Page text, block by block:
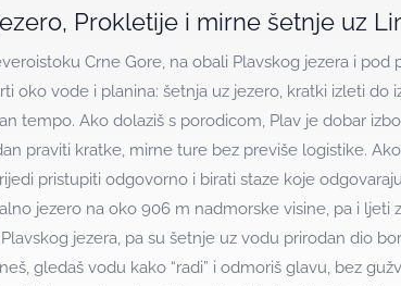
Prokletije i mirne šetnje uz
Crne Gore, na obali Plavskog jezera i pod
oko vode i planina: šetnja uz jezero, kratki izleti do
tempo. Ako dolaziš s porodicom, Plav je dobar
praviti kratke, mirne ture bez previše logistike.
pristupiti odgovorno i birati staze koje
jezero na oko 906 m nadmorske visine, pa i ljeti
jezera, pa su šetnje uz vodu prirodan dio
gledaš vodu kako “radi” i odmoriš glavu, bez